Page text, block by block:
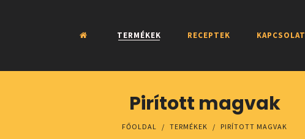
TERMÉKEK RECEPTEK KAPCSOLAT
Pirított magvak
FŐOLDAL / TERMÉKEK / PIRÍTOTT MAGVAK